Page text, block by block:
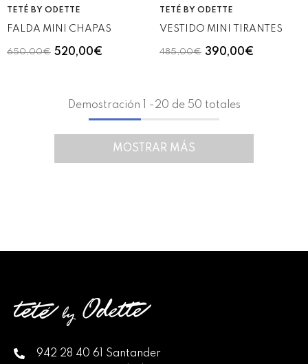
VENDEDOR:
TETÉ BY ODETTE
FALDA MINI CHAPAS
650,00€ 520,00€
VENDEDOR:
TETÉ BY ODETTE
VESTIDO MINI TIRANTES
485,00€ 390,00€
Demostración -20 de 50 totales
MOSTRAR MÁS
942 28 40 61 Santander